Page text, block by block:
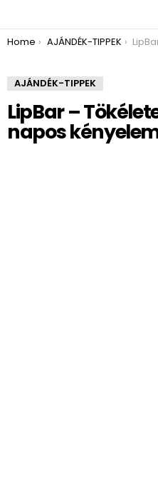
You are here:
Home AJÁNDÉK-TIPPEK LipBar –
AJÁNDÉK-TIPPEK
LipBar –
napos